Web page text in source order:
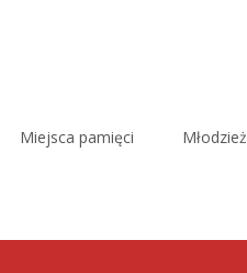
Miejsca pamięci Młodzież